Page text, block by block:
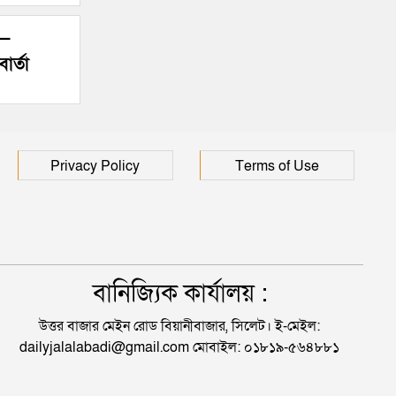
Privacy Policy Terms of Use
বানিজ্যিক কার্যালয় :
উত্তর বাজার মেইন রোড বিয়ানীবাজার, সিলেট। ই-মেইল:
dailyjalalabadi@gmail.com মোবাইল: ০১৮১৯-৫৬৪৮৮১